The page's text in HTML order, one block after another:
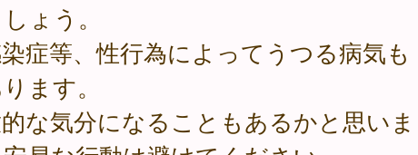
ょう。
染症等、性行為によってうつる病気も
ます。
気分になることもあるかと思いま